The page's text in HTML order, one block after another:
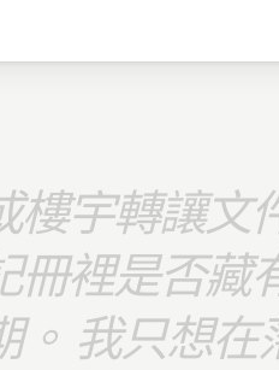
樓宇轉讓文
冊裡是否藏
。 我只想